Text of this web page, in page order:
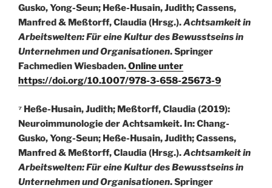
Gusko, Yong-Seun; Heße-Husain, Judith; Cassens,
Manfred & Meßtorff, Claudia (Hrsg.).Achtsamkeit in
Arbeitswelten: Für eine Kultur des Bewusstseins in
Unternehmen und Organisationen. Springer
Fachmedien Wiesbaden.Online unter
https://doi.org/10.1007/978-3-658-25673-9
⁷ Heße-Husain, Judith; Meßtorff, Claudia (2019):
Neuroimmunologie der Achtsamkeit. In: Chang-
Gusko, Yong-Seun; Heße-Husain, Judith; Cassens,
Manfred & Meßtorff, Claudia (Hrsg.).Achtsamkeit in
Arbeitswelten: Für eine Kultur des Bewusstseins in
Unternehmen und Organisationen. Springer